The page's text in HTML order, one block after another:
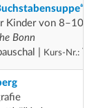
Kinder von 8–10
Bonn
| Kurs-Nr.: